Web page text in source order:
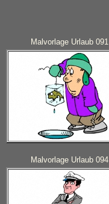
Malvorlage Urlaub 091
Malvorlage Urlaub 094